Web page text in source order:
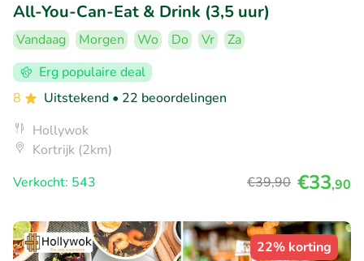
All-You-Can-Eat & Drink (3,5 uur)
Vandaag Morgen Wo Do Vr
Za
Erg populaire deal
8
Uitstekend • 22 beoordelingen
Hollywok
Kortrijk (2km)
Verkocht: 543
€39,90 €33,90
22% korting